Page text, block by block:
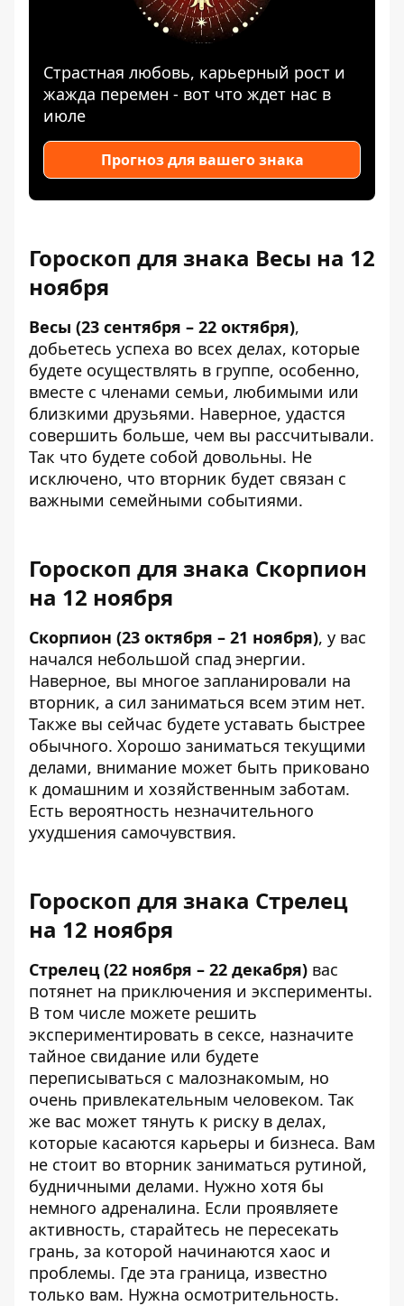
Страстная любовь, карьерный рост и
жажда перемен - вот что ждет нас в
июле
Прогноз для вашего знака
Гороскоп для знака Весы на 12
ноября
Весы (23 сентября – 22 октября),
добьетесь успеха во всех делах, которые
будете осуществлять в группе, особенно,
вместе с членами семьи, любимыми или
близкими друзьями. Наверное, удастся
совершить больше, чем вы рассчитывали.
Так что будете собой довольны. Не
исключено, что вторник будет связан с
важными семейными событиями.
Гороскоп для знака Скорпион
на 12 ноября
Скорпион (23 октября – 21 ноября), у вас
начался небольшой спад энергии.
Наверное, вы многое запланировали на
вторник, а сил заниматься всем этим нет.
Также вы сейчас будете уставать быстрее
обычного. Хорошо заниматься текущими
делами, внимание может быть приковано
к домашним и хозяйственным заботам.
Есть вероятность незначительного
ухудшения самочувствия.
Гороскоп для знака Стрелец
на 12 ноября
Стрелец (22 ноября – 22 декабря) вас
потянет на приключения и эксперименты.
В том числе можете решить
экспериментировать в сексе, назначите
тайное свидание или будете
переписываться с малознакомым, но
очень привлекательным человеком. Так
же вас может тянуть к риску в делах,
которые касаются карьеры и бизнеса. Вам
не стоит во вторник заниматься рутиной,
будничными делами. Нужно хотя бы
немного адреналина. Если проявляете
активность, старайтесь не пересекать
грань, за которой начинаются хаос и
проблемы. Где эта граница, известно
только вам. Нужна осмотрительность.